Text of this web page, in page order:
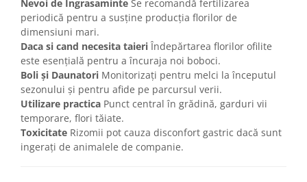
Nevoi de Ingrasaminte Se recomandă fertilizarea
periodică pentru a susține producția florilor de
dimensiuni mari.
Daca si cand necesita taieri Îndepărtarea florilor ofilite
este esențială pentru a încuraja noi boboci.
Boli și Daunatori Monitorizați pentru melci la începutul
sezonului și pentru afide pe parcursul verii.
Utilizare practica Punct central în grădină, garduri vii
temporare, flori tăiate.
Toxicitate Rizomii pot cauza disconfort gastric dacă sunt
ingerați de animalele de companie.